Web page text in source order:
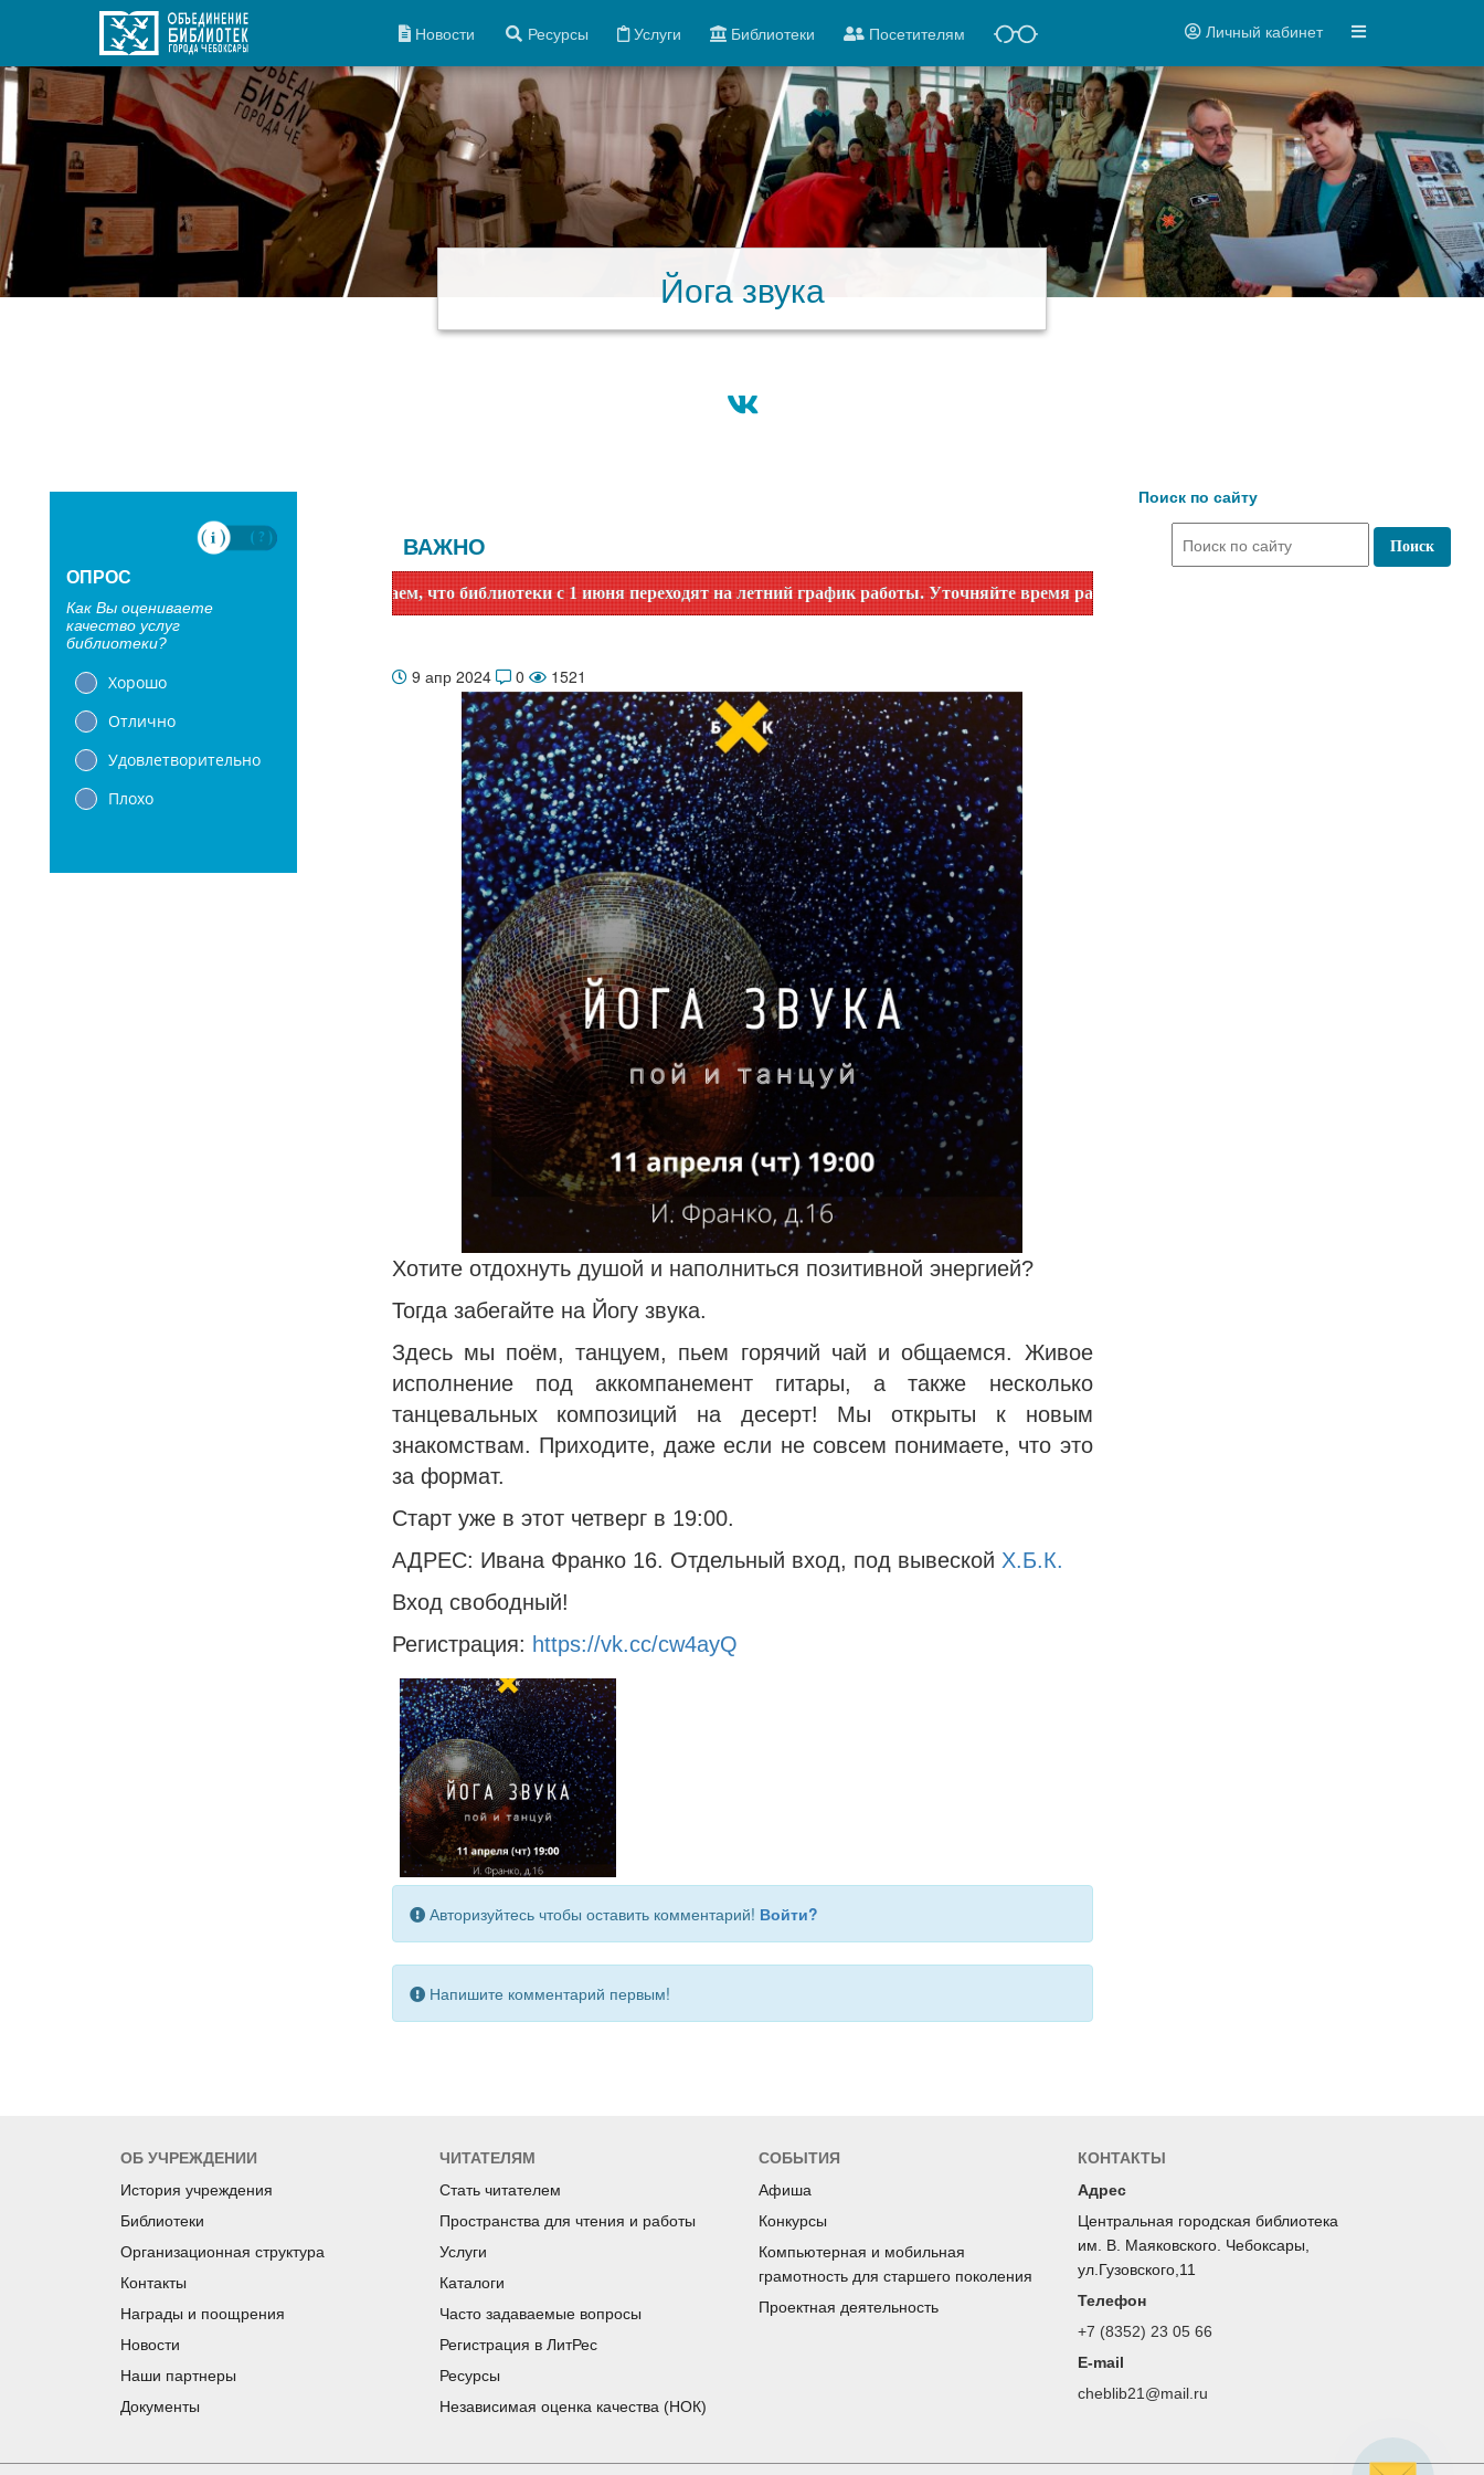
Новости Ресурсы Услуги Библиотеки Посетителям Личный кабинет
Йога звука
ОПРОС
Как Вы оцениваете
качество услуг
библиотеки?
Хорошо
Отлично
Удовлетворительно
Плохо
ВАЖНО
Уважаемые читатели! Сообщаем, что библиотеки с 1 июня переходят на летний график работы. Уточняйте время работы по номеру телефона или на сайте в разделе
9 апр 2024 0 1521
Хотите отдохнуть душой и наполниться позитивной энергией?
Тогда забегайте на Йогу звука.
Здесь мы поём, танцуем, пьем горячий чай и общаемся. Живое
исполнение под аккомпанемент гитары, а также несколько
танцевальных композиций на десерт! Мы открыты к новым
знакомствам. Приходите, даже если не совсем понимаете, что это
за формат.
Старт уже в этот четверг в 19:00.
АДРЕС: Ивана Франко 16. Отдельный вход, под вывеской Х.Б.К.
Вход свободный!
Регистрация: https://vk.cc/cw4ayQ
Авторизуйтесь чтобы оставить комментарий! Войти?
Напишите комментарий первым!
Поиск по сайту
ОБ УЧРЕЖДЕНИИ
История учреждения
Библиотеки
Организационная структура
Контакты
Награды и поощрения
Новости
Наши партнеры
Документы
ЧИТАТЕЛЯМ
Стать читателем
Пространства для чтения и работы
Услуги
Каталоги
Часто задаваемые вопросы
Регистрация в ЛитРес
Ресурсы
Независимая оценка качества (НОК)
СОБЫТИЯ
Афиша
Конкурсы
Компьютерная и мобильная
грамотность для старшего поколения
Проектная деятельность
КОНТАКТЫ
Адрес
Центральная городская библиотека
им. В. Маяковского. Чебоксары,
ул.Гузовского,11
Телефон
+7 (8352) 23 05 66
E-mail
cheblib21@mail.ru